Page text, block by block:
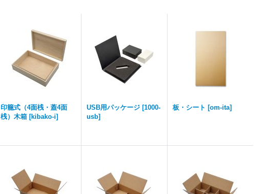
印籠式（4面桟・蓋4面
桟）木箱 [kibako-i]
USB用パッケージ [1000-
usb]
板・シート [om-ita]